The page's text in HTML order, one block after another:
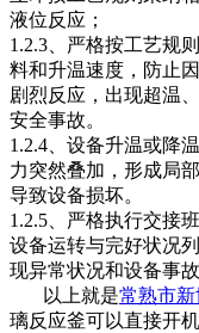
液位反应；
1.2.3、严格按工艺规
料和升温速度，防止
剧烈反应，出现超温
安全事故。
1.2.4、设备升温或降
力突然叠加，形成局
导致设备损坏。
1.2.5、严格执行交接
设备运转与完好状况
现异常状况和设备事故
以上就是常熟市新
璃反应釜可以直接开